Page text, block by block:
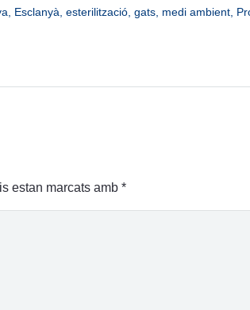
Esclanyà esterilització, gats, medi ambient,
estan marcats amb *